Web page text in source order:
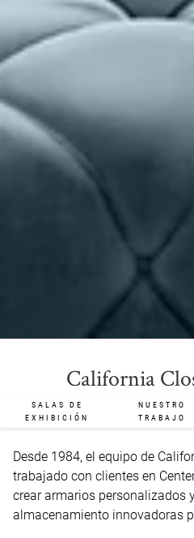
California
SALAS DE
EXHIBICIÓN
NUESTRO
TRABAJO
Desde 1984, el equipo de
trabajado con clientes en
crear armarios personalizados
almacenamiento innovadoras